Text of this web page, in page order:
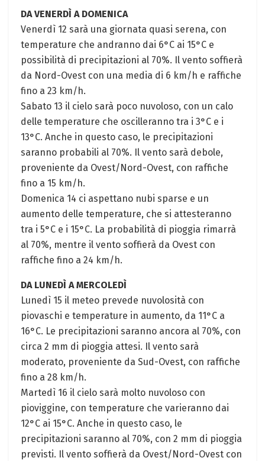
DA VENERDÌ A DOMENICA
Venerdì 12 sarà una giornata quasi serena, con
temperature che andranno dai 6°C ai 15°C e
possibilità di precipitazioni al 70%. Il vento soffierà
da Nord-Ovest con una media di 6 km/h e raffiche
fino a 23 km/h.
Sabato 13 il cielo sarà poco nuvoloso, con un calo
delle temperature che oscilleranno tra i 3°C e i
13°C. Anche in questo caso, le precipitazioni
saranno probabili al 70%. Il vento sarà debole,
proveniente da Ovest/Nord-Ovest, con raffiche
fino a 15 km/h.
Domenica 14 ci aspettano nubi sparse e un
aumento delle temperature, che si attesteranno
tra i 5°C e i 15°C. La probabilità di pioggia rimarrà
al 70%, mentre il vento soffierà da Ovest con
raffiche fino a 24 km/h.
DA LUNEDÌ A MERCOLEDÌ
Lunedì 15 il meteo prevede nuvolosità con
piovaschi e temperature in aumento, da 11°C a
16°C. Le precipitazioni saranno ancora al 70%, con
circa 2 mm di pioggia attesi. Il vento sarà
moderato, proveniente da Sud-Ovest, con raffiche
fino a 28 km/h.
Martedì 16 il cielo sarà molto nuvoloso con
pioviggine, con temperature che varieranno dai
12°C ai 15°C. Anche in questo caso, le
precipitazioni saranno al 70%, con 2 mm di pioggia
previsti. Il vento soffierà da Ovest/Nord-Ovest con